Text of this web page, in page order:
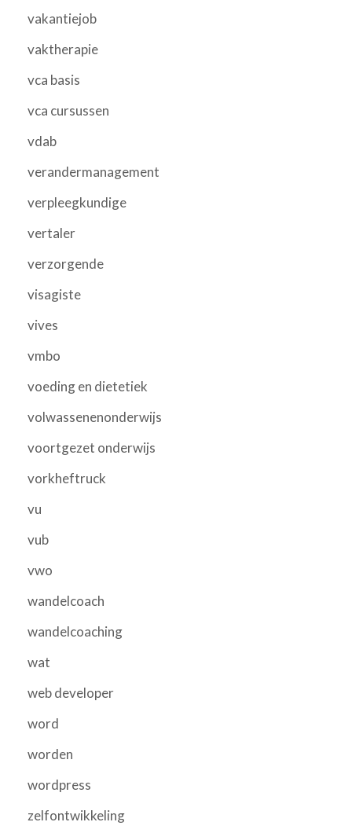
vakantiejob
vaktherapie
vca basis
vca cursussen
vdab
verandermanagement
verpleegkundige
vertaler
verzorgende
visagiste
vives
vmbo
voeding en dietetiek
volwassenenonderwijs
voortgezet onderwijs
vorkheftruck
vu
vub
vwo
wandelcoach
wandelcoaching
wat
web developer
word
worden
wordpress
zelfontwikkeling